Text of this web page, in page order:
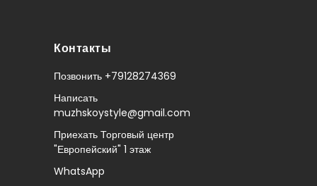
Контакты
Позвонить +79128274369
Написать
muzhskoystyle@gmail.com
Приехать Торговый центр
"Европейский" 1 этаж
WhatsApp